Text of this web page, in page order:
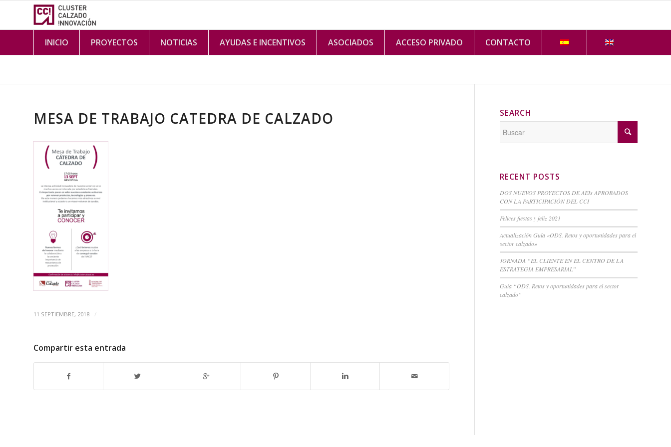
INICIO PROYECTOS NOTICIAS AYUDAS E INCENTIVOS ASOCIADOS ACCESO PRIVADO CONTACTO
MESA DE TRABAJO CATEDRA DE CALZADO
11 SEPTIEMBRE, 2018 /
Compartir esta entrada
SEARCH
RECENT POSTS
DOS NUEVOS PROYECTOS DE AEIs APROBADOS
CON LA PARTICIPACIÓN DEL CCI
Felices fiestas y feliz 2021
Actualización Guía «ODS. Retos y oportunidades para el
sector calzado»
JORNADA “EL CLIENTE EN EL CENTRO DE LA
ESTRATEGIA EMPRESARIAL”
Guía “ODS. Retos y oportunidades para el sector
calzado”